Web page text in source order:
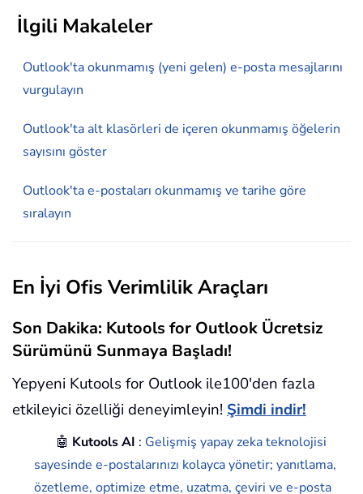
İlgili Makaleler
Outlook'ta okunmamış (yeni gelen) e-posta mesajlarını
vurgulayın
Outlook'ta alt klasörleri de içeren okunmamış öğelerin
sayısını göster
Outlook'ta e-postaları okunmamış ve tarihe göre
sıralayın
En İyi Ofis Verimlilik Araçları
Son Dakika: Kutools for Outlook Ücretsiz
Sürümünü Sunmaya Başladı!
Yepyeni Kutools for Outlook ile100'den fazla
etkileyici özelliği deneyimleyin! Şimdi indir!
🤖 Kutools AI : Gelişmiş yapay zeka teknolojisi
sayesinde e-postalarınızı kolayca yönetir; yanıtlama,
özetleme, optimize etme, uzatma, çeviri ve e-posta